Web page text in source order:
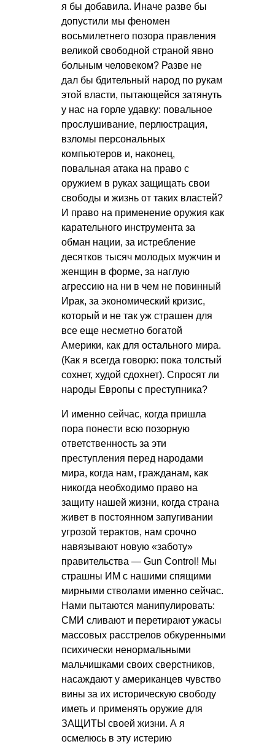
я бы добавила. Иначе разве бы
допустили мы феномен
восьмилетнего позора правления
великой свободной страной явно
больным человеком? Разве не
дал бы бдительный народ по рукам
этой власти, пытающейся затянуть
у нас на горле удавку: повальное
прослушивание, перлюстрация,
взломы персональных
компьютеров и, наконец,
повальная атака на право с
оружием в руках защищать свои
свободы и жизнь от таких властей?
И право на применение оружия как
карательного инструмента за
обман нации, за истребление
десятков тысяч молодых мужчин и
женщин в форме, за наглую
агрессию на ни в чем не повинный
Ирак, за экономический кризис,
который и не так уж страшен для
все еще несметно богатой
Америки, как для остального мира.
(Как я всегда говорю: пока толстый
сохнет, худой сдохнет). Спросят ли
народы Европы с преступника?
И именно сейчас, когда пришла
пора понести всю позорную
ответственность за эти
преступления перед народами
мира, когда нам, гражданам, как
никогда необходимо право на
защиту нашей жизни, когда страна
живет в постоянном запугивании
угрозой терактов, нам срочно
навязывают новую «заботу»
правительства — Gun Control! Мы
страшны ИМ с нашими спящими
мирными стволами именно сейчас.
Нами пытаются манипулировать:
СМИ сливают и перетирают ужасы
массовых расстрелов обкуренными
психически ненормальными
мальчишками своих сверстников,
насаждают у американцев чувство
вины за их историческую свободу
иметь и применять оружие для
ЗАЩИТЫ своей жизни. А я
осмелюсь в эту истерию